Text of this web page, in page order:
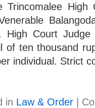
Trincomalee
High Court
of ten thousand
individual. Strict
in Law & Order|